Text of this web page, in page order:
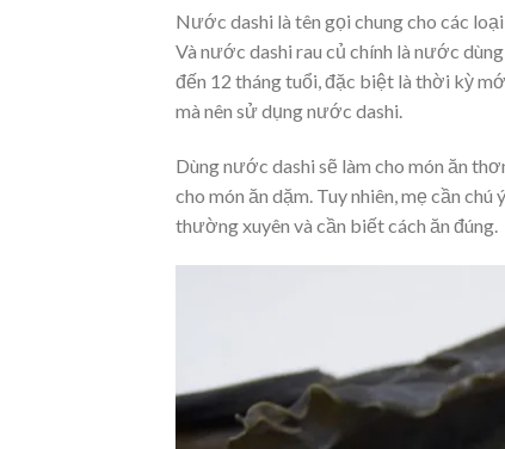
Nước dashi là tên gọi chung cho các
Và nước dashi rau củ chính là nước
đến 12 tháng tuổi, đặc biệt là thời kỳ
mà nên sử dụng nước dashi.
Dùng nước dashi sẽ làm cho món ăn
cho món ăn dặm. Tuy nhiên, mẹ cần
thường xuyên và cần biết cách ăn đúng.